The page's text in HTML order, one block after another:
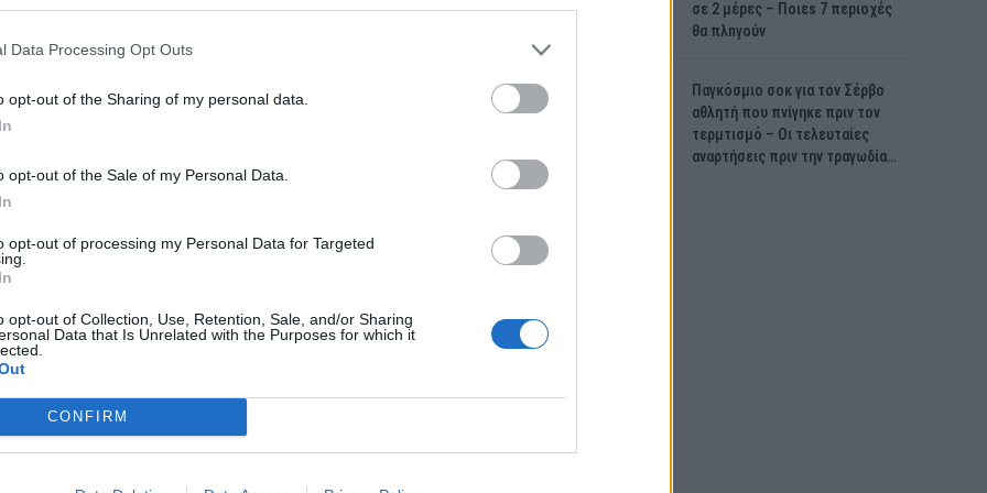
Data Processing Opt Outs
opt-out of the Sharing of my personal data.
opt-out of the Sale of my Personal Data.
opt-out of processing my Personal Data for Targeted
opt-out of Collection, Use, Retention, Sale, and/or Sharing
Data that Is Unrelated with the Purposes for which it
CONFIRM
που μπορεί να συμβεί η Νόσος
δευτερόλεπτα ή μετά από πολλά
έχουμε μοντέλα που να
πανδημία.
εμπειρία, εκπαίδευση και
πλανήτης έχει περάσει πανδημίες,
γεγονός και να δημιουργείται έτσι
ότι δεν θα ξανασυμβεί αυτό»,
σε 2 μέpες – Ποιεs 7 πεpιοχές
θα πλnγούν
Παγκόσμιο σοκ για τον Σέρβο
αθλητή που πνίγηκε πριν τον
τερμτισμό – Οι τελευταίες
αναρτήσεις πριν την τραγωδία…